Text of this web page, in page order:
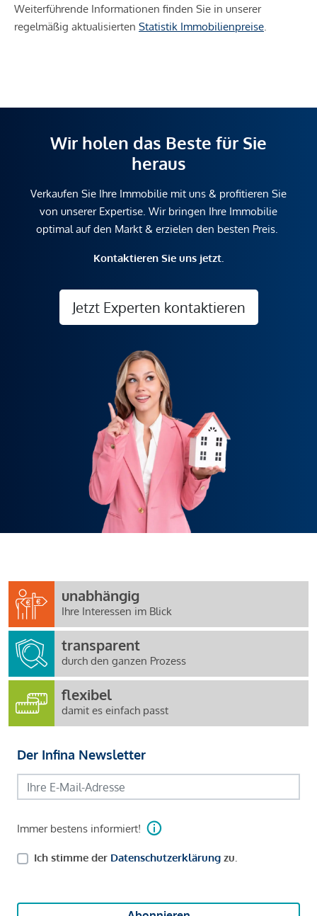
Weiterführende Informationen finden Sie in unserer
regelmäßig aktualisierten Statistik Immobilienpreise
Wir holen das Beste für Sie
heraus
Verkaufen Sie Ihre Immobilie mit uns & profitieren Sie
von unserer Expertise. Wir bringen Ihre Immobilie
optimal auf den Markt & erzielen den besten Preis.
Kontaktieren Sie uns jetzt.
Jetzt Experten kontaktieren
unabhängig
Ihre Interessen im Blick
transparent
durch den ganzen Prozess
flexibel
damit es einfach passt
Der Infina Newsletter
Immer bestens informiert!
Ich stimme der Datenschutzerklärung zu.